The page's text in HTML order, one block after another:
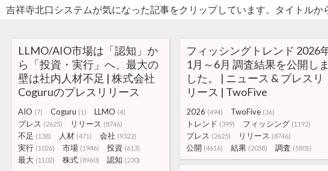
吉祥寺北口システムが気になった記事をクリップしています。タイトル
LLMO/AIO市場は「認知」か
ら「投資・実行」へ、最大の
壁は社内人材不足 | 株式会社
Coguruのプレスリリース
AIO (7) Coguru (1) LLMO (4)
プレス (2625) リリース (8746)
不足 (138) 人材 (471) 会社 (9322)
実行 (1026) 市場 (1946) 投資 (613)
最大 (1102) 株式 (8960) 認知 (230)
フィッシングトレンド 2026
1月～6月 調査結果を公開しま
した。 | ニュース & プレスリ
リース | TwoFive
2026 (494) TwoFive (36)
トレンド (399) フィッシング (1192)
プレス (2625) リリース (8746)
公開 (4616) 結果 (2058) 調査 (5801)